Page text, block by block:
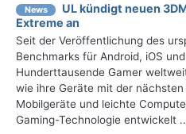
News
UL kündigt neuen
Extreme an
Seit der Veröffentlichung des
Benchmarks für Android, iOS
Hunderttausende Gamer
wie ihre Geräte mit der
Mobilgeräte und leichte
Gaming-Technologie entwickelt